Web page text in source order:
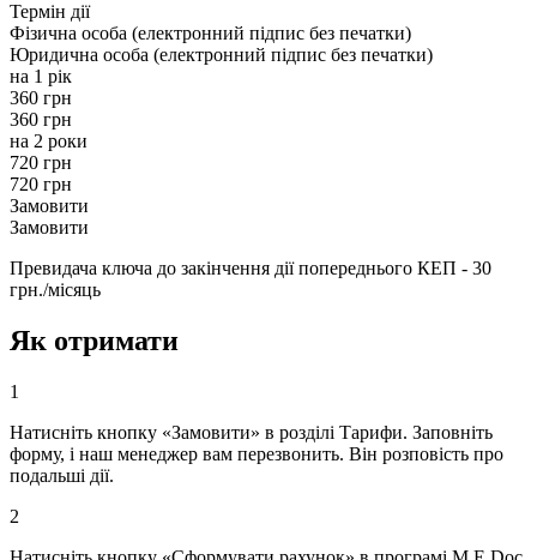
Термін дії
Фізична особа (електронний підпис без печатки)
Юридична особа (електронний підпис без печатки)
на 1 рік
360 грн
360 грн
на 2 роки
720 грн
720 грн
Замовити
Замовити
Превидача ключа до закінчення дії попереднього КЕП - 30
грн./місяць
Як отримати
1
Натисніть кнопку «Замовити» в розділі Тарифи. Заповніть
форму, і наш менеджер вам перезвонить. Він розповість про
подальші дії.
2